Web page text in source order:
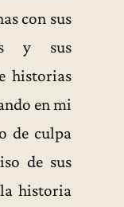
con sus
y sus
historias
en mi
de culpa
de sus
historia